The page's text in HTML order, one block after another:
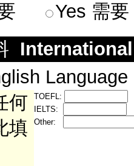
Yes 需要
何
填
TOEFL:
IELTS:
Other: